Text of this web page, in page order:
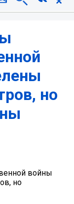
но
войны
но